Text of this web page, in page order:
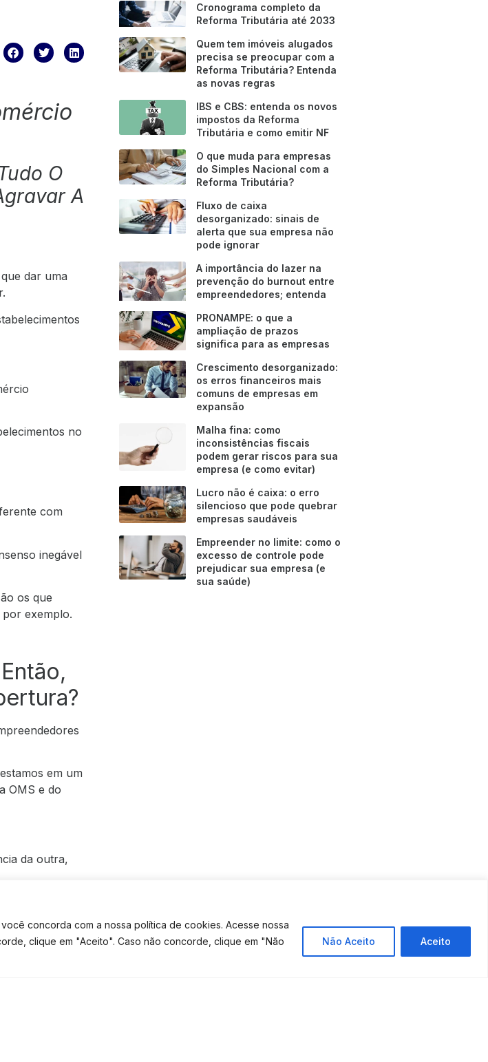
concorda com a nossa política de cookies. Acesse nossa
clique em "Aceito". Caso não concorde, clique em "Não
Não Aceito Aceito
O
A
dar uma
no
com
inegável
os que
por exemplo.
em um
OMS e do
da outra,
o manuseio,
Das
Cronograma completo da
Reforma Tributária até 2033
Quem tem imóveis alugados
precisa se preocupar com a
Reforma Tributária? Entenda
as novas regras
IBS e CBS: entenda os novos
impostos da Reforma
Tributária e como emitir NF
O que muda para empresas
do Simples Nacional com a
Reforma Tributária?
Fluxo de caixa
desorganizado: sinais de
alerta que sua empresa não
pode ignorar
A importância do lazer na
prevenção do burnout entre
empreendedores; entenda
PRONAMPE: o que a
ampliação de prazos
significa para as empresas
Crescimento desorganizado:
os erros financeiros mais
comuns de empresas em
expansão
Malha fina: como
inconsistências fiscais
podem gerar riscos para sua
empresa (e como evitar)
Lucro não é caixa: o erro
silencioso que pode quebrar
empresas saudáveis
Empreender no limite: como o
excesso de controle pode
prejudicar sua empresa (e
sua saúde)